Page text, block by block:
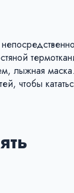
лыжная
чтобы